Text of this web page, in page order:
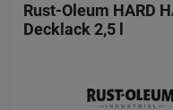
Rust-Oleum HARD
Decklack 2,5 l